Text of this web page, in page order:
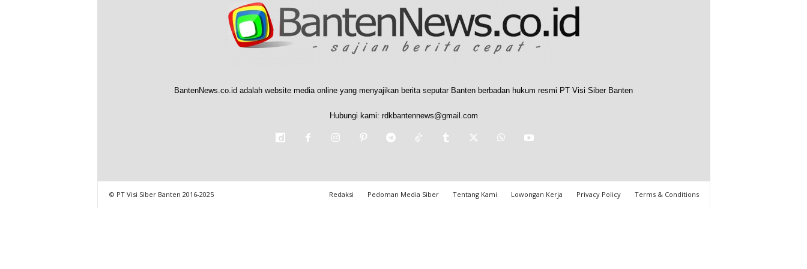
BantenNews.co.id adalah website media online yang menyajikan berita seputar Banten berbadan hukum resmi PT Visi Siber Banten
Hubungi kami: rdkbantennews@gmail.com
Redaksi Pedoman Media Siber Tentang Kami Lowongan Kerja Privacy Policy Terms & Conditions
© PT Visi Siber Banten 2016-2025